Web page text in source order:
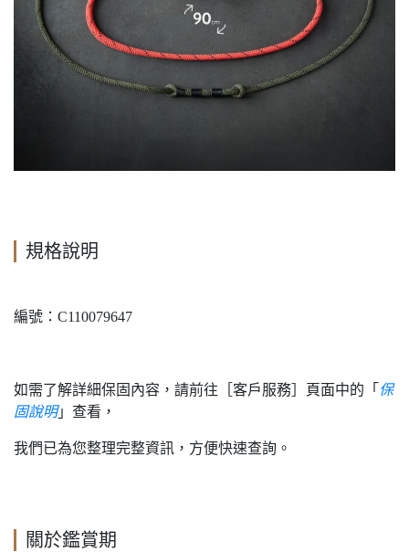
規格說明
編號：C110079647
如需了解詳細保固內容，請前往［客戶服務］頁面中的「 保
固說明」查看，
我們已為您整理完整資訊，方便快速查詢。
關於鑑賞期